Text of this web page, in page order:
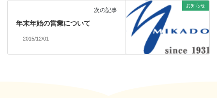
お知らせ
次の記事
年末年始の営業について
2015/12/01